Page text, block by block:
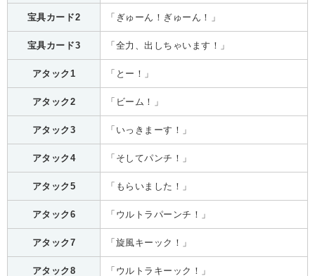
宝具カード2 「ぎゅーん！ぎゅーん！」
宝具カード3 「全力、出しちゃいます！」
アタック1 「とー！」
アタック2 「ビーム！」
アタック3 「いっきまーす！」
アタック4 「そしてパンチ！」
アタック5 「もらいました！」
アタック6 「ウルトラパーンチ！」
アタック7 「旋風キーック！」
アタック8 「ウルトラキーック！」